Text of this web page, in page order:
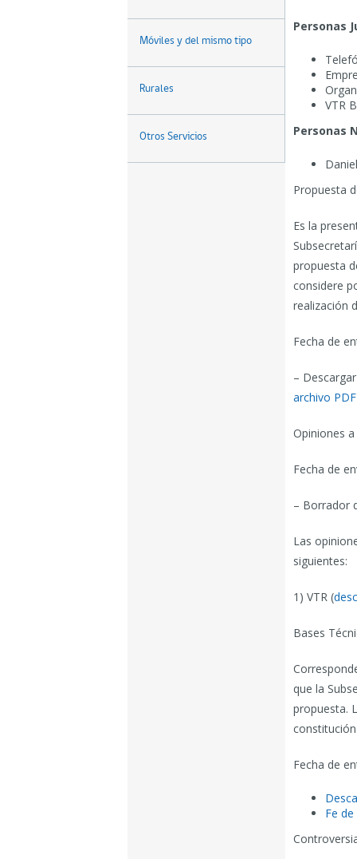
Móviles y del mismo tipo
Rurales
Otros Servicios
Personas
VTR
Personas
Propuesta
Es la
propuesta
considere
realización
Fecha de
–
archivo PDF
Opiniones
Fecha de
– Borrador
Las
siguientes:
1) VTR (
Bases
que la
propuesta.
Fecha de
Fe